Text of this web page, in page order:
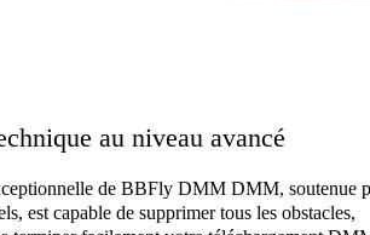
au niveau avancé
de BBFly DMM DMM, soutenue
est capable de supprimer tous les obstacles,